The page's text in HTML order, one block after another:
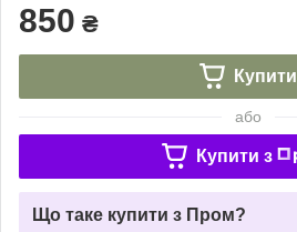
850 ₴
Купити
або
Купити з
Що таке купити з Пром?